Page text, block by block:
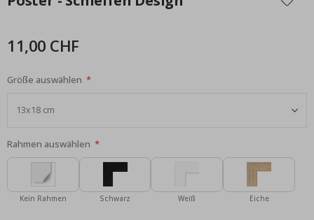
der
11,00 CHF
Größe auswählen
Rahmen auswählen
Kein Rahmen Schwarz Weiß Eiche